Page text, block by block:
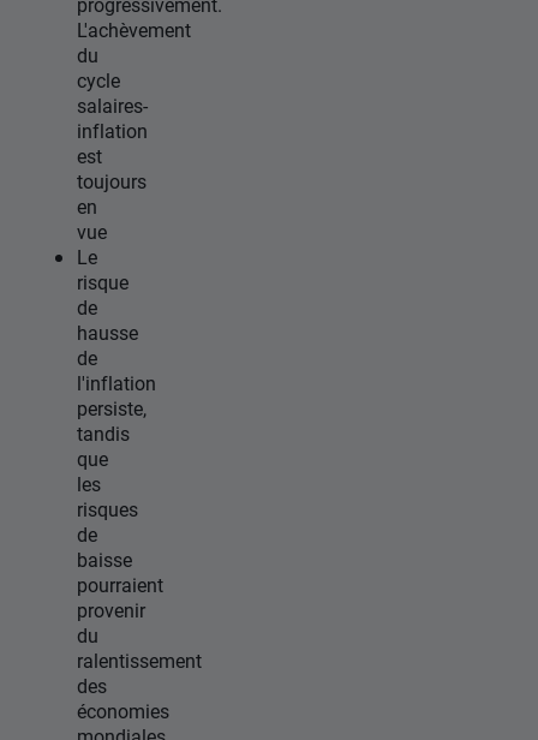
L'achèvement
du
cycle
salaires-
inflation
est
toujours
en
vue
Le
risque
de
hausse
de
l'inflation
persiste,
tandis
que
les
risques
de
baisse
pourraient
provenir
du
ralentissement
des
économies